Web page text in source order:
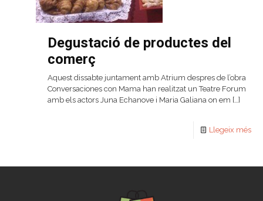
Degustació de productes del
comerç
Aquest dissabte juntament amb Atrium despres de l’obra
Conversaciones con Mama han realitzat un Teatre Forum
amb els actors Juna Echanove i Maria Galiana on em […]
Llegeix més